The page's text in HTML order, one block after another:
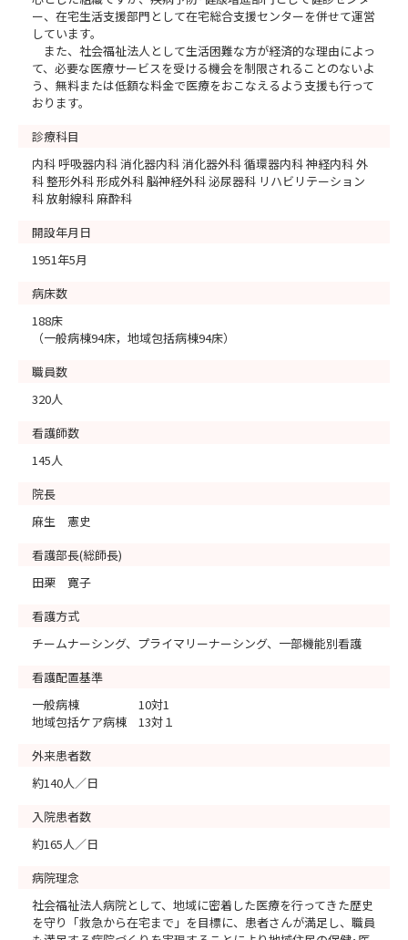
・２７卒でまだ就職先に迷っている方
・２８卒で色々な病院を見たい方
皆さんに会えるのを楽しみにしております(^▽^)
ご予約をお待ちしております。
ー、在宅生活支援部門として在宅総合支援センターを併せて運営
しています。
また、社会福祉法人として生活困難な方が経済的な理由によっ
て、必要な医療サービスを受ける機会を制限されることのないよ
う、無料または低額な料金で医療をおこなえるよう支援も行って
おります。
診療科目
内科 呼吸器内科 消化器内科 消化器外科 循環器内科 神経内科 外
科 整形外科 形成外科 脳神経外科 泌尿器科 リハビリテーション
科 放射線科 麻酔科
開設年月日
1951年5月
病床数
188床
（一般病棟94床，地域包括病棟94床）
職員数
320人
看護師数
145人
院長
麻生 憲史
看護部長(総師長)
田栗 寛子
看護方式
チームナーシング、プライマリーナーシング、一部機能別看護
看護配置基準
一般病棟 10対1
地域包括ケア病棟 13対１
外来患者数
約140人／日
入院患者数
約165人／日
病院理念
社会福祉法人病院として、地域に密着した医療を行ってきた歴史
を守り「救急から在宅まで」を目標に、患者さんが満足し、職員